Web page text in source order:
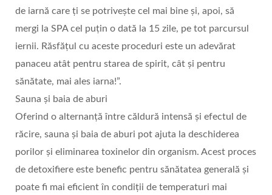
de iarnă care ți se potrivește cel mai bine și, apoi, să
mergi la SPA cel puțin o dată la 15 zile, pe tot parcursul
iernii. Răsfățul cu aceste proceduri este un adevărat
panaceu atât pentru starea de spirit, cât și pentru
sănătate, mai ales iarna!”.
Sauna și baia de aburi
Oferind o alternanță între căldură intensă și efectul de
răcire, sauna și baia de aburi pot ajuta la deschiderea
porilor și eliminarea toxinelor din organism. Acest proces
de detoxifiere este benefic pentru sănătatea generală și
poate fi mai eficient în condiții de temperaturi mai